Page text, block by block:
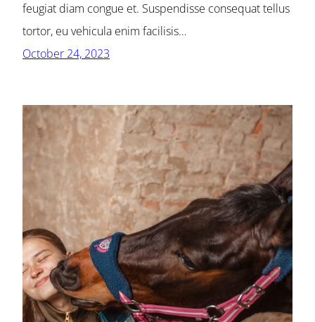
feugiat diam congue et. Suspendisse consequat tellus
tortor, eu vehicula enim facilisis…
October 24, 2023